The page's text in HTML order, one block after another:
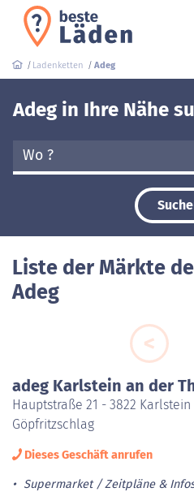
Ladenketten Adeg
Adeg in Ihre Nähe
Wo ?
Liste der Märkte
Adeg
adeg Karlstein an der
Hauptstraße 21 - 3822
Göpfritzschlag
Dieses Geschäft anrufen
Supermarket Zeitpläne &